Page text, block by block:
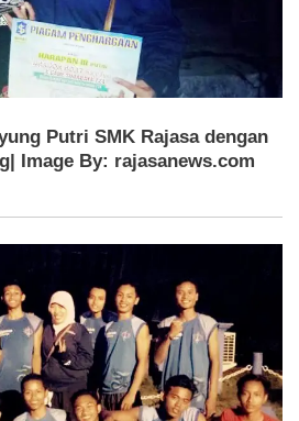
Putri SMK Rajasa dengan
Image By: rajasanews.com